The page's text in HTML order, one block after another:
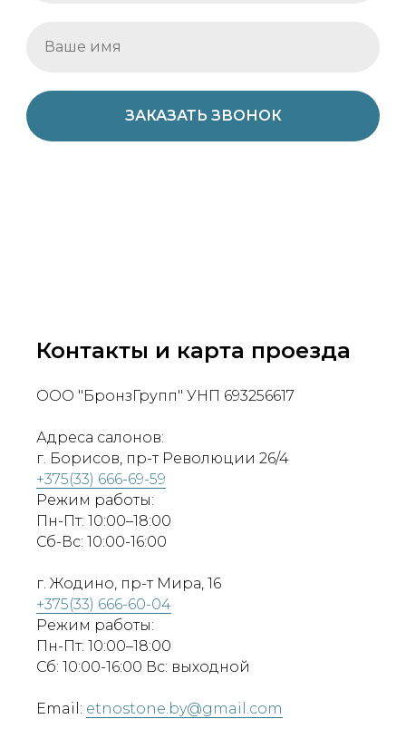
ЗАКАЗАТЬ ЗВОНОК
Контакты и карта проезда
ООО "БронзГрупп" УНП 693256617
Адреса салонов:
г. Борисов, пр-т Революции 26/4
+375(33) 666-69-59
Режим работы:
Пн-Пт: 10:00–18:00
Сб-Вс: 10:00-16:00
г. Жодино, пр-т Мира, 16
+375(33) 666-60-04
Режим работы:
Пн-Пт: 10:00–18:00
Сб: 10:00-16:00 Вс: выходной
Email: etnostone.by@gmail.com